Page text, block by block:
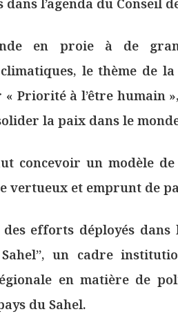
en proie à de
le thème de
Priorité à l’être humain
la paix dans le
concevoir un modèle
vertueux et emprunt de
des efforts déployés
Sahel’’, un cadre
en matière de
du Sahel.